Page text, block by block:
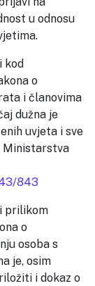
u odnosu
kod
o
i članovima
dužna je
uvjeta i sve
Ministarstva
843
prilikom
o
osoba s
je, osim
i dokaz o